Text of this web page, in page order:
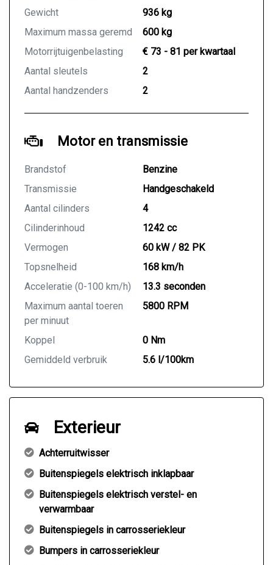
Gewicht
936 kg
Maximum massa geremd
600 kg
Motorrijtuigenbelasting
€ 73 - 81 per kwartaal
Aantal sleutels
2
Aantal handzenders
2
Motor en transmissie
Brandstof
Benzine
Transmissie
Handgeschakeld
Aantal cilinders
4
Cilinderinhoud
1242 cc
Vermogen
60 kW / 82 PK
Topsnelheid
168 km/h
Acceleratie (0-100 km/h)
13.3 seconden
Maximum aantal toeren
per minuut
5800 RPM
Koppel
0 Nm
Gemiddeld verbruik
5.6 l/100km
Exterieur
Achterruitwisser
Buitenspiegels elektrisch inklapbaar
Buitenspiegels elektrisch verstel- en
verwarmbaar
Buitenspiegels in carrosseriekleur
Bumpers in carrosseriekleur